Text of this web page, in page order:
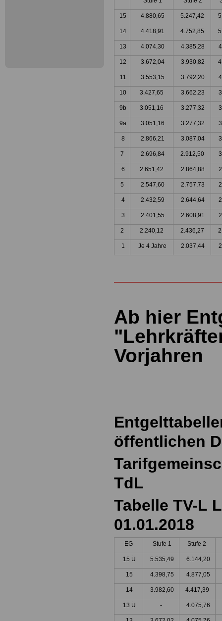
15 4.880,65 5.247,42
14 4.418,91 4.752,85
13 4.074,30 4.385,28
12 3.672,04 3.930,82
11 3.553,15 3.792,20
10 3.427,65 3.662,23
9b 3.051,16 3.277,32
9a 3.051,16 3.277,32
8 2.866,21 3.087,04
7 2.696,84 2.912,50
6 2.651,42 2.864,88
5 2.547,60 2.757,73
4 2.432,59 2.644,64
3 2.401,55 2.608,91
2 2.240,12 2.436,27
1 Je 4 Jahre 2.037,44
Ab hier
Vorjahren
öffentlichen
TdL
Tabelle TV-L
01.01.2018
EG Stufe 1 Stufe 2
15 Ü 5.535,49 6.144,20
15 4.398,75 4.877,05
14 3.982,60 4.417,39
13 Ü - 4.075,76